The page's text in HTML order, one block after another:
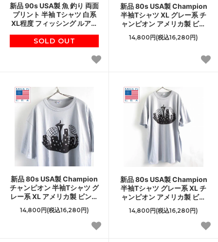
新品 90s USA製 魚 釣り 両面
プリント 半袖 Tシャツ 白系
XL程度 フィッシング ルアー
D150
SOLD OUT
新品 80s USA製 Champion
半袖Tシャツ XL グレー系 チ
ャンピオン アメリカ製 ビン
テージ デッドストック D149
14,800円(税込16,280円)
新品 80s USA製 Champion
チャンピオン 半袖Tシャツ グ
レー系 XL アメリカ製 ビンテ
ージ デッドストック D149
14,800円(税込16,280円)
新品 80s USA製 Champion
半袖Tシャツ グレー系 XL チ
ャンピオン アメリカ製 ビン
テージ デッドストック D149
14,800円(税込16,280円)